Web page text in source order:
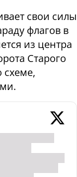
свои силы
флагов в
из центра
Старого
схеме,